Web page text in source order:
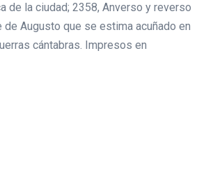
de la ciudad; 2358, Anverso y reverso
de Augusto que se estima acuñado en
cántabras. Impresos en